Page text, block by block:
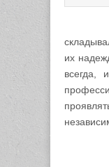
их
всегда,